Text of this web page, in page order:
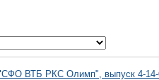
ВТБ РКС Олимп", выпуск 4-14-